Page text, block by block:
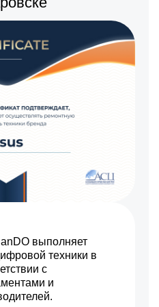
Заказать
выполняет
техники в
с
и